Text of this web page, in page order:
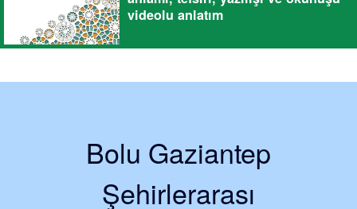
videolu anlatım
Bolu Gaziantep
Şehirlerarası